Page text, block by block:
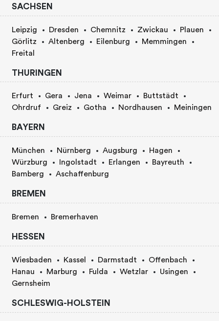
SACHSEN
Leipzig Dresden Chemnitz Zwickau
Plauen
Görlitz
Altenberg Eilenburg
Memmingen
Freital
THURINGEN
Erfurt Gera Jena Weimar
Buttstädt
Ohrdruf
Greiz Gotha Nordhausen Meiningen
BAYERN
München Nürnberg Augsburg
Hagen
Würzburg
Ingolstadt Erlangen
Bayreuth
Bamberg
Aschaffenburg
BREMEN
Bremen Bremerhaven
HESSEN
Wiesbaden Kassel Darmstadt
Offenbach
Hanau
Marburg Fulda Wetzlar
Usingen
Gernsheim
SCHLESWIG-HOLSTEIN